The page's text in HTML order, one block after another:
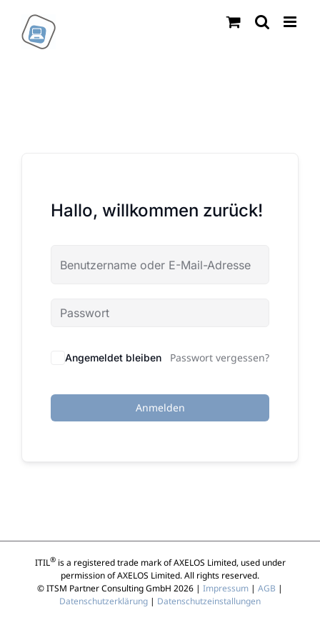
Inhalt
springen
Hallo, willkommen zurück!
Angemeldet bleiben Passwort vergessen?
Anmelden
ITIL®is a registered trade mark of AXELOS Limited, used under
permission of AXELOS Limited. All rights reserved.
© ITSM Partner Consulting GmbH 2026 | Impressum | AGB |
Datenschutzerklärung | Datenschutzeinstallungen